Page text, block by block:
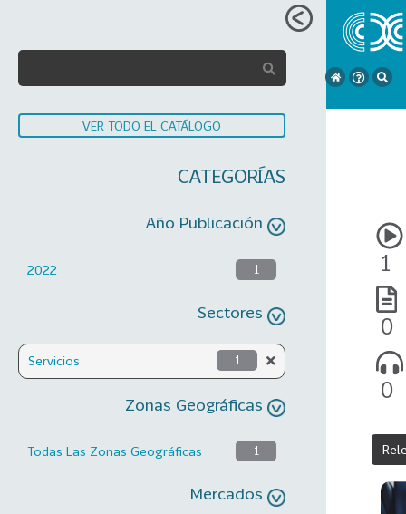
VER TODO EL CATÁLOGO
CATEGORÍAS
Año Publicación
2022 1
Sectores
Servicios 1
Zonas Geográficas
Todas Las Zonas Geográficas 1
Mercados
1
0
0